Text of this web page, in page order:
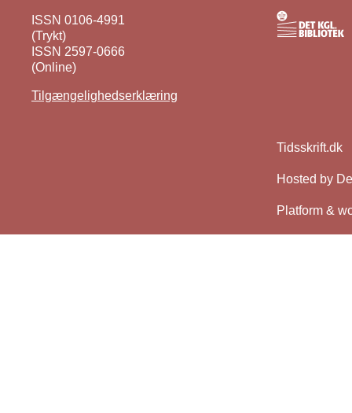
ISSN 0106-4991
(Trykt)
ISSN 2597-0666
(Online)
Tilgængelighedserklæring